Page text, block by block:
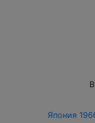
Япония